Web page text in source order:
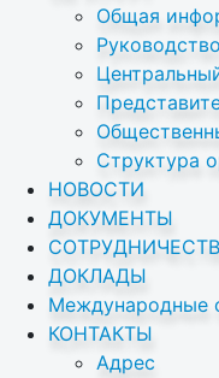
Общая
Руководство
Структура
НОВОСТИ
ДОКУМЕНТЫ
ДОКЛАДЫ
Международные
КОНТАКТЫ
Адрес